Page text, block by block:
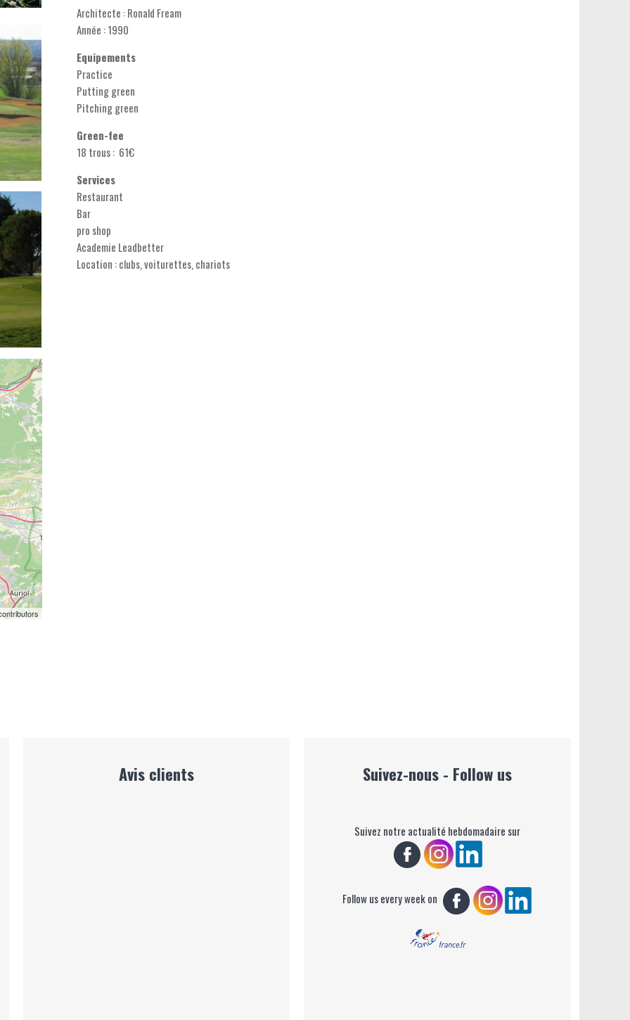
Architecte : Ronald Fream
Année : 1990
Equipements
Practice
Putting green
Pitching green
Green-fee
18 trous : 61€
Services
Restaurant
Bar
pro shop
Academie Leadbetter
Location : clubs, voiturettes, chariots
Avis clients Suivez-nous - Follow us
Suivez notre actualité hebdomadaire sur
Follow us every week on